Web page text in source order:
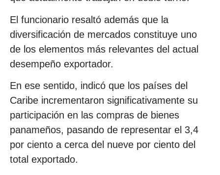
El funcionario resaltó además que la
diversificación de mercados constituye uno
de los elementos más relevantes del actual
desempeño exportador.
En ese sentido, indicó que los países del
Caribe incrementaron significativamente su
participación en las compras de bienes
panameños, pasando de representar el 3,4
por ciento a cerca del nueve por ciento del
total exportado.